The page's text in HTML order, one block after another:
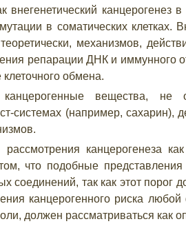
внегенетический канцерогенез
в соматических клетках.
механизмов,
репарации ДНК и иммунного
клеточного обмена.
вещества, не
системах (например, сахарин),
рассмотрения канцерогенеза
что подобные
соединений, так как этот порог
канцерогенного риска
должен рассматриваться как